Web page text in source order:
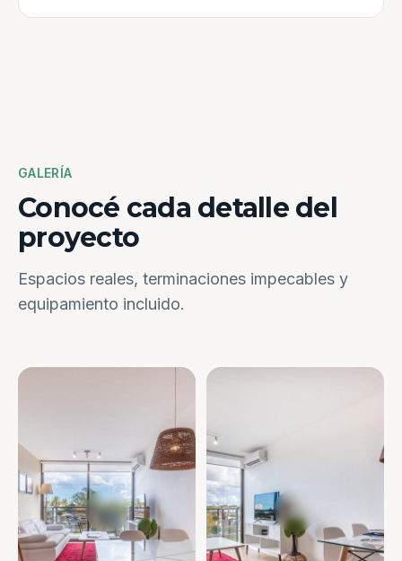
GALERÍA
Conocé cada detalle del
proyecto
Espacios reales, terminaciones impecables y
equipamiento incluido.